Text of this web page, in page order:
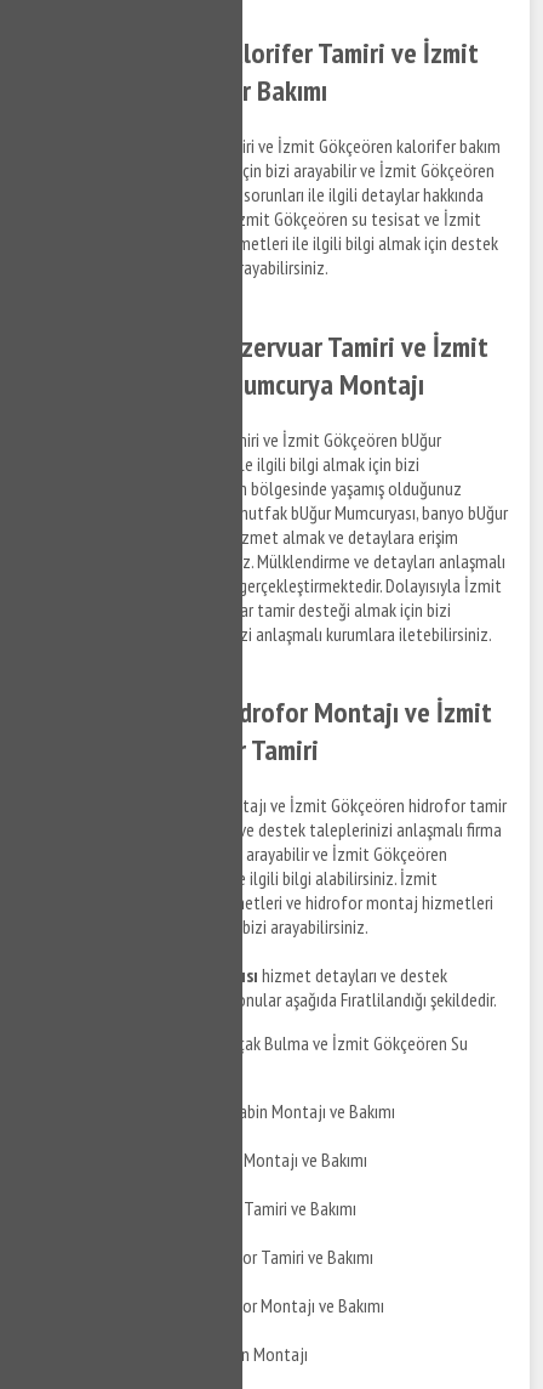
İzmit Gökçeören Kalorifer Tamiri ve İzmit
Gökçeören Kalorifer Bakımı
İzmit Gökçeören kalorifer tamiri ve İzmit Gökçeören kalorifer bakım
hizmetleri ile ilgili bilgi almak için bizi arayabilir ve İzmit Gökçeören
bölgesinde yaşadığınız tesisat sorunları ile ilgili detaylar hakkında
bizimle iletişim kurabilirsiniz. İzmit Gökçeören su tesisat ve İzmit
Gökçeören kalorifer tamiri hizmetleri ile ilgili bilgi almak için destek
taleplerinizi iletmek için bizi arayabilirsiniz.
İzmit Gökçeören Rezervuar Tamiri ve İzmit
Gökçeören BUğur Mumcurya Montajı
İzmit Gökçeören rezervuar tamiri ve İzmit Gökçeören bUğur
Mumcurya montaj hizmetleri ile ilgili bilgi almak için bizi
arayabilirsiniz. İzmit Gökçeören bölgesinde yaşamış olduğunuz
gömme rezervuar arızaları ve mutfak bUğur Mumcuryası, banyo bUğur
Mumcuryası arızaları ile ilgili hizmet almak ve detaylara erişim
sağlamak için bizi arayabilirsiniz. Mülklendirme ve detayları anlaşmalı
olduğumuz firma personelleri gerçekleştirmektedir. Dolayısıyla İzmit
Gökçeören bölgesinde rezervuar tamir desteği almak için bizi
arayabilir ve destek taleplerinizi anlaşmalı kurumlara iletebilirsiniz.
İzmit Gökçeören Hidrofor Montajı ve İzmit
Gökçeören Hidrofor Tamiri
İzmit Gökçeören hidrofor montajı ve İzmit Gökçeören hidrofor tamir
hizmetleri ile ilgili bilgi almak ve destek taleplerinizi anlaşmalı firma
personellerine iletmek için bizi arayabilir ve İzmit Gökçeören
bölgesinde su tesisat tamiri ile ilgili bilgi alabilirsiniz. İzmit
Gökçeören hidrofor tamir hizmetleri ve hidrofor montaj hizmetleri
ile ilgili detaylı bilgi almak için bizi arayabilirsiniz.
İzmit Gökçeören su tesisatçısı hizmet detayları ve destek
taleplerinizi iletebileceğiniz konular aşağıda Fıratlilandığı şekildedir.
İzmit Gökçeören Su Kaçak Bulma ve İzmit Gökçeören Su
İzmit Gökçeören Duşakabin Montajı ve Bakımı
İzmit Gökçeören Jakuzi Montajı ve Bakımı
İzmit Gökçeören Jakuzi Tamiri ve Bakımı
İzmit Gökçeören Hidrofor Tamiri ve Bakımı
İzmit Gökçeören Hidrofor Montajı ve Bakımı
İzmit Gökçeören Şofben Montajı